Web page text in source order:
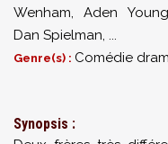
Wenham,Aden Young
Dan Spielman, ...
Genre(s) : Comédie
Synopsis :